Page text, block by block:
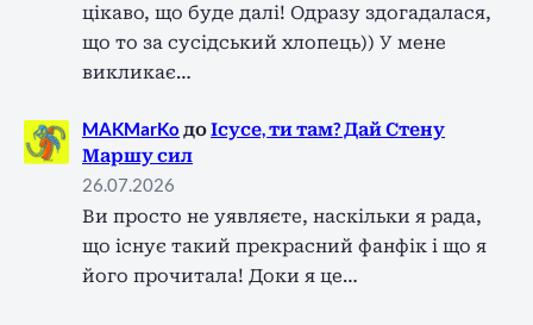
цікаво, що буде далі! Одразу здогадалася,
що то за сусідський хлопець)) У мене
викликає…
MAKMarKo доІсусе, ти там? Дай Стену
Маршу сил
26.07.2026
Ви просто не уявляєте, наскільки я рада,
що існує такий прекрасний фанфік і що я
його прочитала! Доки я це…